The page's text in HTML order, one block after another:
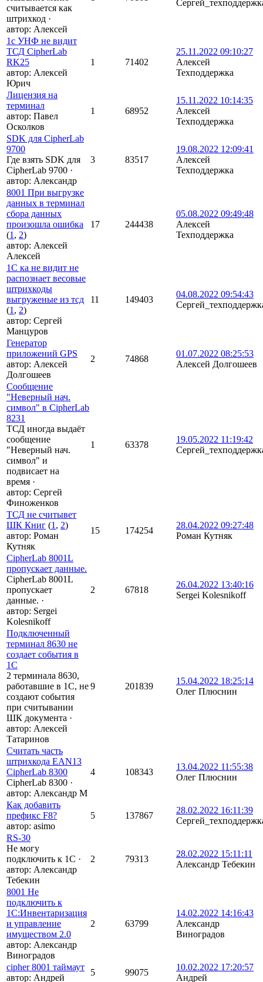
считывается как
штрихкод ·
автор: Алексей
1с УНФ не видит
ТСД CipherLab
RK25
автор: Алексей
Юрич
1 71402
25.11.2022 09:10:27
Алексей
Техподдержка
Лицензия на
терминал
автор: Павел
Осколков
1 68952
15.11.2022 10:14:35
Алексей
Техподдержка
SDK для CipherLab
9700
Где взять SDK для
CipherLab 9700 ·
автор: Александр
3 83517
19.08.2022 12:09:41
Алексей
Техподдержка
8001 При выгрузке
данных в терминал
сбора данных
произошла ошибка
(1 , 2)
автор: Алексей
Алексей
17 244438
05.08.2022 09:49:48
Алексей
Техподдержка
1С ка не видит не
распознает весовые
штрихкоды
выгруженые из тсд
(1 , 2)
автор: Сергей
Манцуров
11 149403
04.08.2022 09:54:43
Генератор
приложений GPS
автор: Алексей
Долгошеев
2 74868
01.07.2022 08:25:53
Алексей Долгошеев
Сообщение
"Неверный нач.
символ" в CipherLab
8231
ТСД иногда выдаёт
сообщение
"Неверный нач.
символ" и
подвисает на
время ·
автор: Сергей
Финоженков
1 63378
19.05.2022 11:19:42
ТСД не считывет
ШК Книг (1 , 2)
автор: Роман
Кутняк
15 174254
28.04.2022 09:27:48
Роман Кутняк
СipherLab 8001L
пропускает данные.
СipherLab 8001L
пропускает
данные. ·
автор: Sergei
Kolesnikoff
2 67818
26.04.2022 13:40:16
Sergei Kolesnikoff
Подключенный
терминал 8630 не
создает события в
1С
2 терминала 8630,
работавшие в 1С, не
создают события
при считывании
ШК документа ·
автор: Алексей
Татаринов
9 201839
15.04.2022 18:25:14
Олег Плюснин
Считать часть
штрихкода EAN13
CipherLab 8300
CipherLab 8300 ·
автор: Александр М
4 108343
13.04.2022 11:55:38
Олег Плюснин
Как добавить
префикс F8?
автор: asimo
5 137867
28.02.2022 16:11:39
RS-30
Не могу
подключить к 1С ·
автор: Александр
Тебекин
2 79313
28.02.2022 15:11:11
Александр Тебекин
8001 Не
подключить к
1С:Инвентаризация
и управление
имуществом 2.0
автор: Александр
Виноградов
2 63799
14.02.2022 14:16:43
Александр
Виноградов
cipher 8001 таймаут
автор: Андрей
5 99075
10.02.2022 17:20:57
Андрей